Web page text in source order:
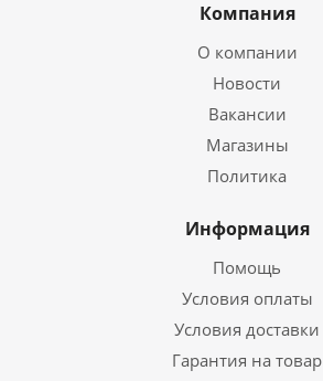
Компания
О компании
Новости
Вакансии
Магазины
Политика
Информация
Помощь
Условия оплаты
Условия доставки
Гарантия на товар